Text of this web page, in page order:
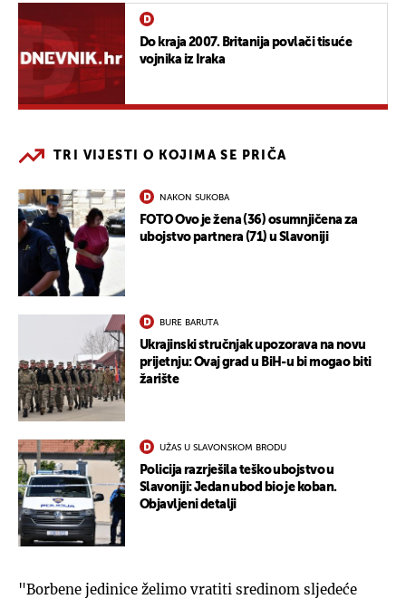
Do kraja 2007. Britanija povlači tisuće
vojnika iz Iraka
TRI VIJESTI O KOJIMA SE PRIČA
NAKON SUKOBA
FOTO Ovo je žena (36) osumnjičena za
ubojstvo partnera (71) u Slavoniji
BURE BARUTA
Ukrajinski stručnjak upozorava na novu
prijetnju: Ovaj grad u BiH-u bi mogao biti
žarište
UŽAS U SLAVONSKOM BRODU
Policija razrješila teško ubojstvo u
Slavoniji: Jedan ubod bio je koban.
Objavljeni detalji
"Borbene jedinice želimo vratiti sredinom sljedeće